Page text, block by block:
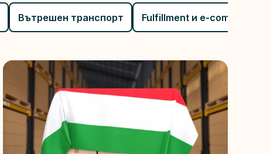
Вътрешен транспорт Fulfillment и e-commerce